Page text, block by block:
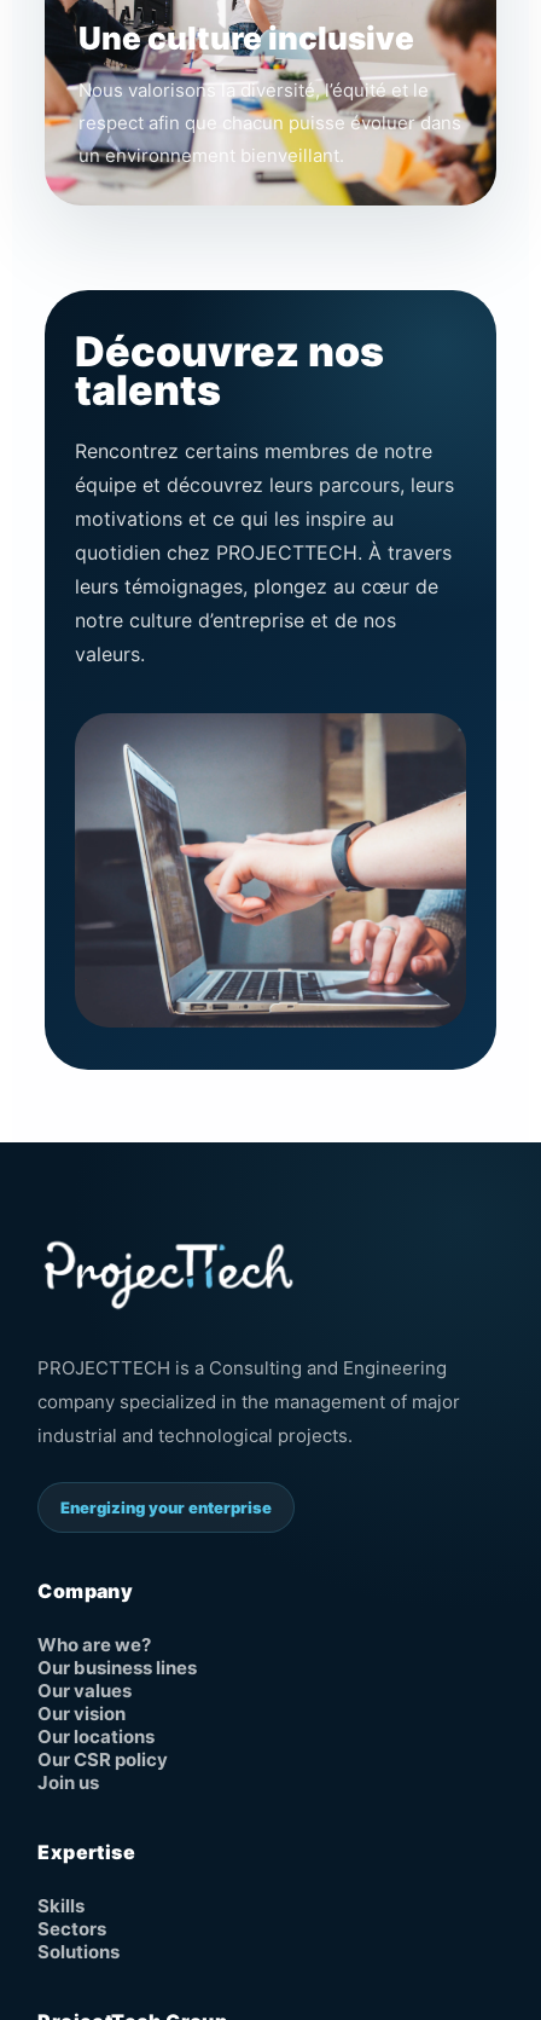
Une culture inclusive
Nous valorisons la diversité, l’équité et le
respect afin que chacun puisse évoluer dans
un environnement bienveillant.
Découvrez nos
talents
Rencontrez certains membres de notre
équipe et découvrez leurs parcours, leurs
motivations et ce qui les inspire au
quotidien chez PROJECTTECH. À travers
leurs témoignages, plongez au cœur de
notre culture d’entreprise et de nos
valeurs.
PROJECTTECH is a Consulting and Engineering
company specialized in the management of major
industrial and technological projects.
Energizing your enterprise
Company
Who are we?
Our business lines
Our values
Our vision
Our locations
Our CSR policy
Join us
Expertise
Skills
Sectors
Solutions